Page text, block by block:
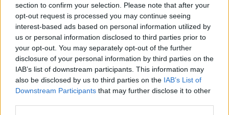
section to confirm your selection. Please note that after your
opt-out request is processed you may continue seeing
interest-based ads based on personal information utilized by
us or personal information disclosed to third parties prior to
your opt-out. You may separately opt-out of the further
disclosure of your personal information by third parties on the
IAB’s list of downstream participants. This information may
also be disclosed by us to third parties on the IAB’s List of
Downstream Participants that may further disclose it to other
Hasznos
Impresszum
Szerzői jogok
Adatvédelmi tájékoztató
Cookie-kezelési tájékoztató
Hozzászólási szabályzat
Nyomtatott lapjaink archívuma